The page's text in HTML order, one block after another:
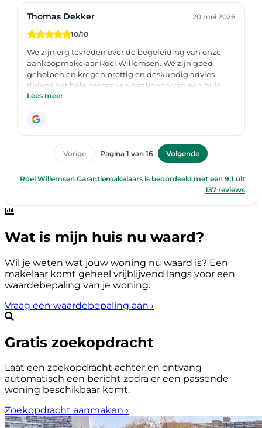
Wat is mijn huis nu waard?
Wil je weten wat jouw woning nu waard is? Een
makelaar komt geheel vrijblijvend langs voor een
waardebepaling van je woning.
Vraag een waardebepaling aan ›
Gratis zoekopdracht
Laat een zoekopdracht achter en ontvang
automatisch een bericht zodra er een passende
woning beschikbaar komt.
Zoekopdracht aanmaken ›